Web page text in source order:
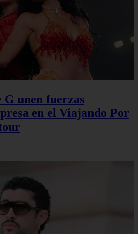
unen fuerzas
en el Viajando Por